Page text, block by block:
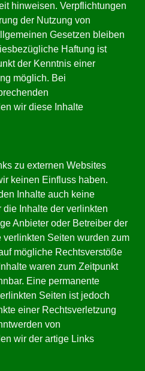
hinweisen. Verpflichtungen
der Nutzung von
Gesetzen bleiben
Haftung ist
der Kenntnis einer
möglich. Bei
wir diese Inhalte
zu externen Websites
keinen Einfluss haben.
Inhalte auch keine
Inhalte der verlinkten
Anbieter oder Betreiber der
Seiten wurden zum
mögliche Rechtsverstöße
waren zum Zeitpunkt
Eine permanente
Seiten ist jedoch
einer Rechtsverletzung
von
wir der artige Links